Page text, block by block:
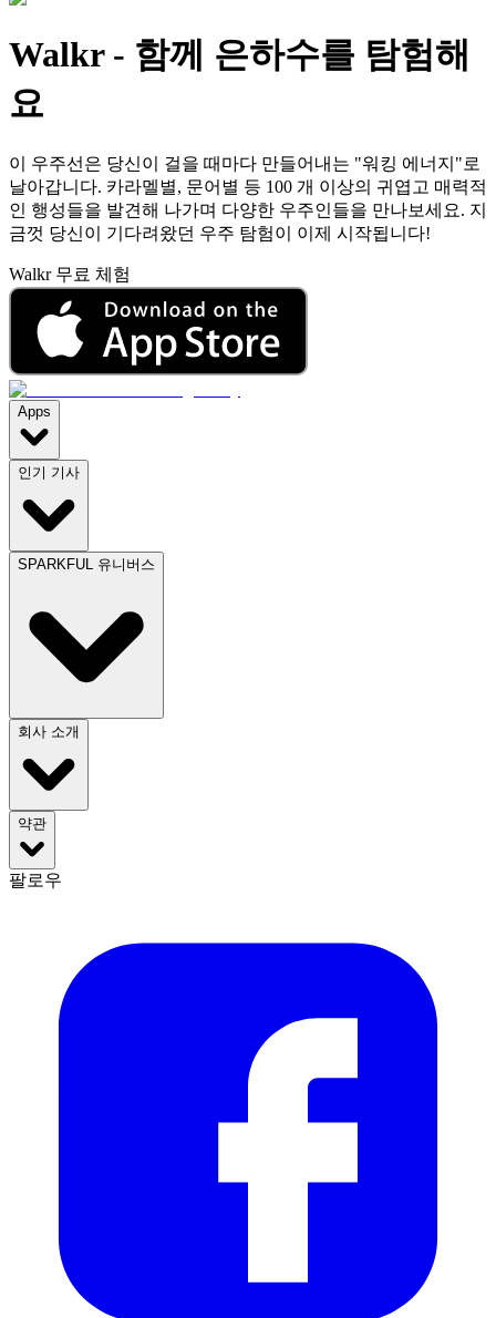
Walkr- 함께 은하수를 탐험해
요
이 우주선은 당신이 걸을 때마다 만들어내는 "워킹 에너지"로
날아갑니다. 카라멜별, 문어별 등 100 개 이상의 귀엽고 매력적
인 행성들을 발견해 나가며 다양한 우주인들을 만나보세요. 지
금껏 당신이 기다려왔던 우주 탐험이 이제 시작됩니다!
Walkr 무료 체험
Apps
인기 기사
SPARKFUL 유니버스
회사 소개
약관
팔로우